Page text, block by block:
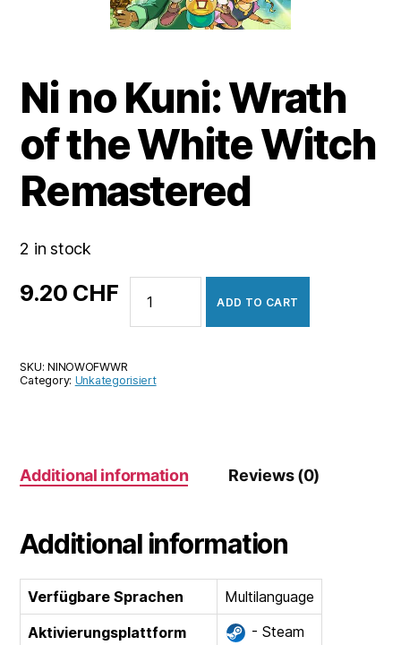
Ni no Kuni: Wrath
of the White Witch
Remastered
2 in stock
9.20 CHF
no
Kuni:
of
quantity
ADD TO CART
SKU:NINOWOFWWR
Category: Unkategorisiert
Additional information Reviews (0)
Additional information
Verfügbare Sprachen
Multilanguage
Aktivierungsplattform
- Steam